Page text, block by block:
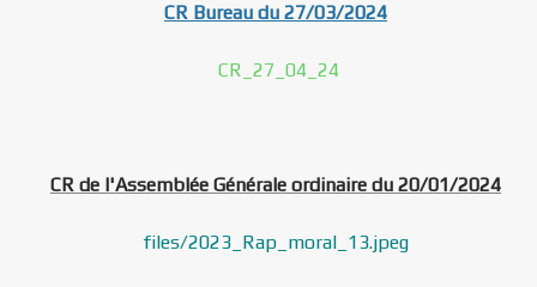
CR Bureau du 27/03/2024
CR_27_04_24
CR de l'Assemblée Générale ordinaire du 20/01/2024
files/2023_Rap_moral_13.jpeg